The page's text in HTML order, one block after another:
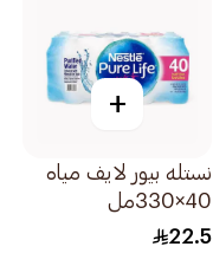
+
نستله بيور لايف مياه
40×330مل
22.5